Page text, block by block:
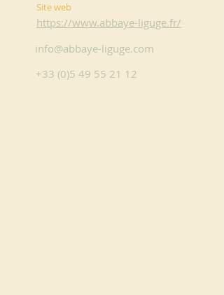
Site web
https://www.abbaye-liguge.fr/
info@abbaye-liguge.com
+33 (0)5 49 55 21 12